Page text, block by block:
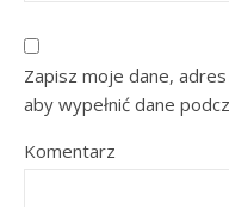
Zapisz moje dane,
aby wypełnić dane
Komentarz